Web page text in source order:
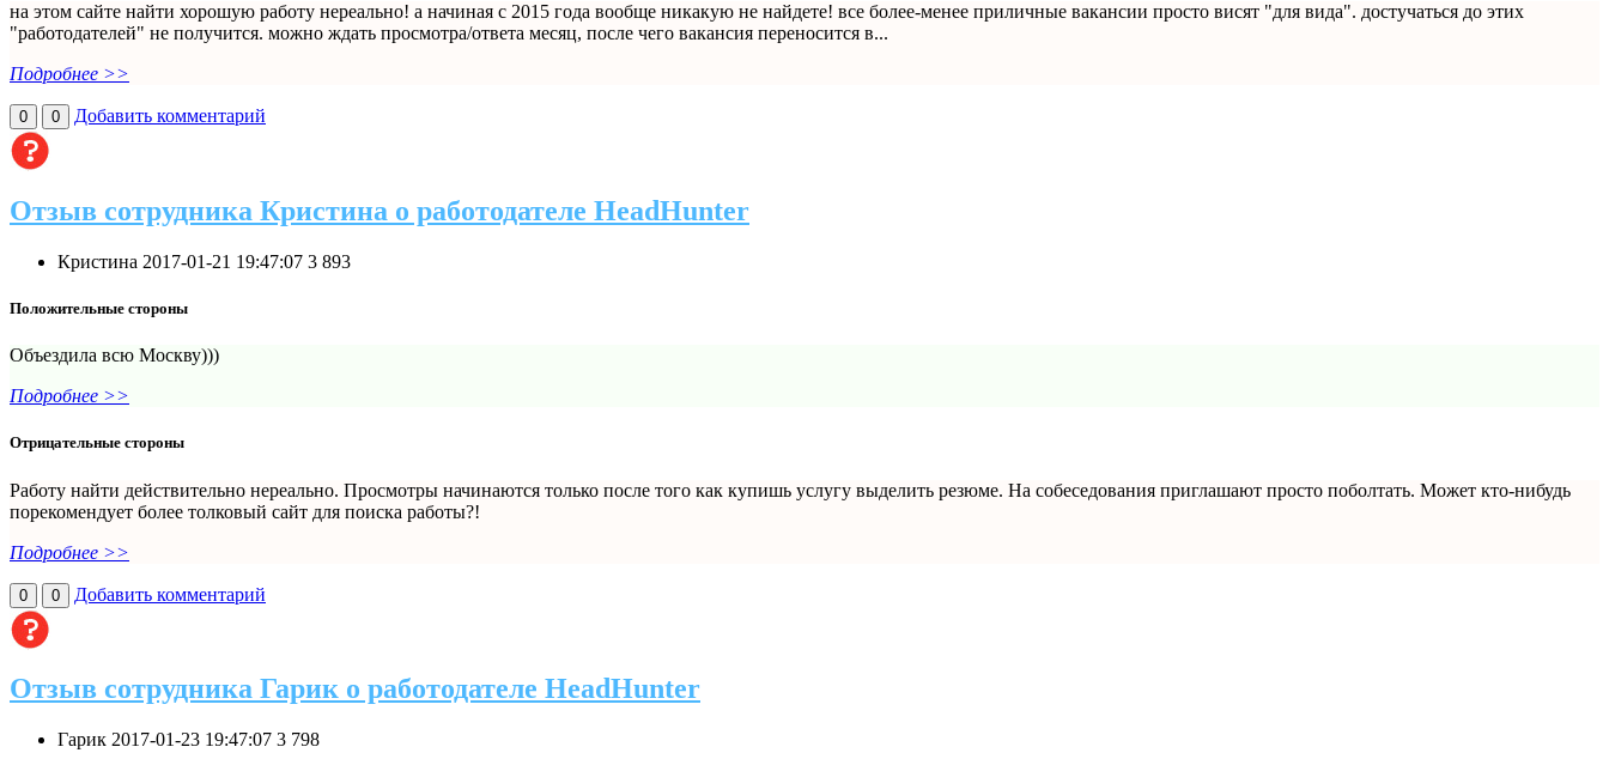
на этом сайте найти хорошую работу нереально! а начиная с 2015 года вообще никакую не найдете! все более-менее приличные вакансии просто висят "для вида". достучаться до этих
"работодателей" не получится. можно ждать просмотра/ответа месяц, после чего вакансия переносится в...
Подробнее >>
0 0 Добавить комментарий
Отзыв сотрудника Кристина о работодателе HeadHunter
Кристина 2017-01-21 19:47:07 3 893
Положительные стороны
Объездила всю Москву)))
Подробнее >>
Отрицательные стороны
Работу найти действительно нереально. Просмотры начинаются только после того как купишь услугу выделить резюме. На собеседования приглашают просто поболтать. Может кто-нибудь
порекомендует более толковый сайт для поиска работы?!
Подробнее >>
0 0 Добавить комментарий
Отзыв сотрудника Гарик о работодателе HeadHunter
Гарик 2017-01-23 19:47:07 3 798